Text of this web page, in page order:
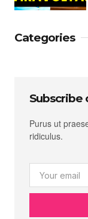
Categories
Subscribe
Purus ut
ridiculus.